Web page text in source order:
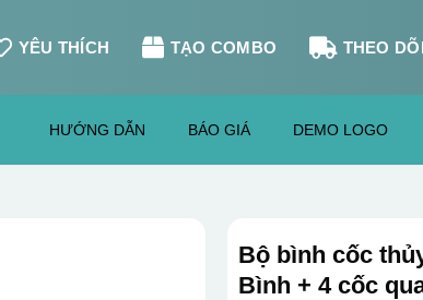
YÊU THÍCH TẠO COMBO THEO
HƯỚNG DẪN BÁO GIÁ DEMO LOGO
Bộ bình cốc
Bình + 4 cốc